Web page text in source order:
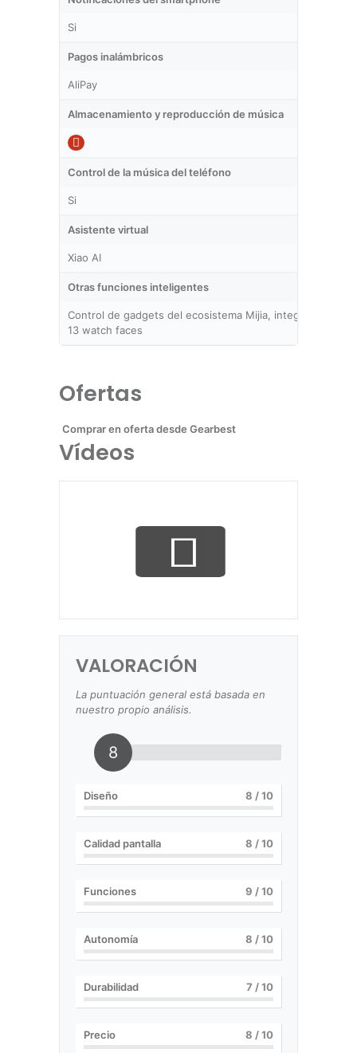
Si
Pagos inalámbricos
AliPay
Almacenamiento y reproducción de música
Control de la música del teléfono
Si
Asistente virtual
Xiao AI
Otras funciones inteligentes
Control de gadgets del ecosistema Mijia, integración con
13 watch faces
Ofertas
Comprar en oferta desde Gearbest
Vídeos
VALORACIÓN
La puntuación general está basada en
nuestro propio análisis.
8
Diseño 8 / 10
Calidad pantalla 8 / 10
Funciones 9 / 10
Autonomía 8 / 10
Durabilidad 7 / 10
Precio 8 / 10